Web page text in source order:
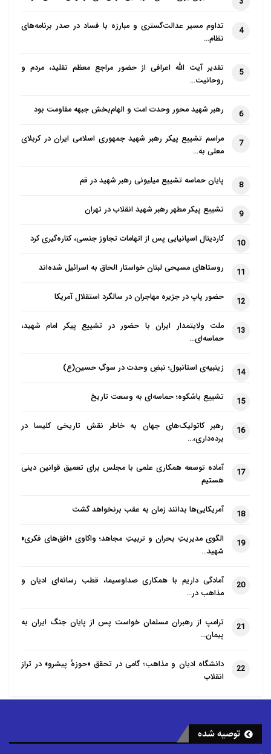
4
تداوم مسیر عدالت‌گستری و مبارزه با فساد در صدر برنامه‌های
نظام…
5
تقدیر آیت الله اعرافی از حضور مراجع معظم تقلید، مردم و
روحانیت…
6 رهبر شهید محور وحدت امت و الهام‌بخش جبهه مقاومت بود
7
مراسم تشییع پیکر رهبر شهید جمهوری اسلامی ایران در کربلای
معلی به…
8 پایان حماسه تشییع میلیونی رهبر شهید در قم
9 تشییع پیکر مطهر رهبر شهید انقلاب در تهران
10 کاردینال اسپانیایی پس از اتهامات تجاوز جنسی، کناره‌گیری کرد
11 روستاهای مسیحی لبنان خواستار الحاق به اسرائیل شده‌اند
12 حضور پاپ در جزیره مهاجران در سالگرد استقلال آمریکا
13
ملت ولایتمدار ایران با حضور در تشییع پیکر امام شهید،
حماسه‌ای…
14 زینبیه‌ی استانبول؛ نبضِ وحدت در سوگِ حسین(ع)
15 تشییع باشکوه؛ حماسه‌ای به وسعت تاریخ
16
رهبر کاتولیک‌های جهان به خاطر نقش تاریخی کلیسا در
برده‌داری،…
17
آماده توسعه همکاری علمی با مجلس برای تعمیق قوانین دینی
هستیم
18 آمریکایی‌ها بدانند زمان به عقب برنخواهد گشت
19
الگوی مدیریتِ بحران و تربیتِ مجاهد؛ واکاوی «افق‌های فکری»
شهید…
20
آمادگی داریم با همکاری صداوسیما، قطب رسانه‌ای ادیان و
مذاهب در…
21
ترامپ از رهبران مسلمان خواست پس از پایان جنگ ایران به
پیمان…
22
دانشگاه ادیان و مذاهب؛ گامی در تحقق «حوزهٔ پیشرو» در تراز
انقلاب
توصیه شده